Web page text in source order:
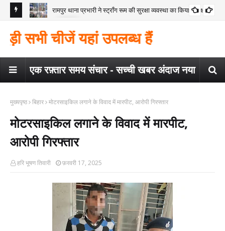
कोंच रामपुर थाना प्रभारी ने स्ट्रॉंग रूम की सुरक्षा व्यवस्था का किया निरीक्षण
चीजें यहां उपलब्ध हैं
एक रफ़्तार समय संचार - सच्ची खबर अंदाज नया
मुख्यपृष्ठ बिहार मोटरसाइकिल लगाने के विवाद में मारपीट, आरोपी गिरफ्तार
मोटरसाइकिल लगाने के विवाद में मारपीट,
आरोपी गिरफ्तार
हरि भूषण तिवारी फ़रवरी 17, 2025